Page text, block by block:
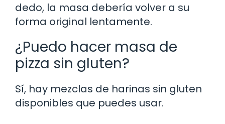
dedo, la masa debería volver a su
forma original lentamente.
¿Puedo hacer masa de
pizza sin gluten?
Sí, hay mezclas de harinas sin gluten
disponibles que puedes usar.